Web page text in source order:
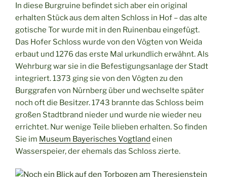
In diese Burgruine befindet sich aber ein original
erhalten Stück aus dem alten Schloss in Hof – das alte
gotische Tor wurde mit in den Ruinenbau eingefügt.
Das Hofer Schloss wurde von den Vögten von Weida
erbaut und 1276 das erste Mal urkundlich erwähnt. Als
Wehrburg war sie in die Befestigungsanlage der Stadt
integriert. 1373 ging sie von den Vögten zu den
Burggrafen von Nürnberg über und wechselte später
noch oft die Besitzer. 1743 brannte das Schloss beim
großen Stadtbrand nieder und wurde nie wieder neu
errichtet. Nur wenige Teile blieben erhalten. So finden
Sie im Museum Bayerisches Vogtland einen
Wasserspeier, der ehemals das Schloss zierte.